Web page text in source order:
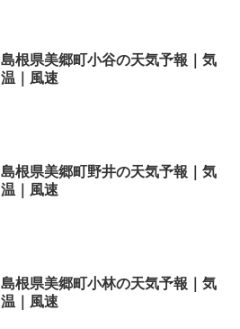
島根県美郷町小谷の天気予報｜気
温｜風速
島根県美郷町野井の天気予報｜気
温｜風速
島根県美郷町小林の天気予報｜気
温｜風速